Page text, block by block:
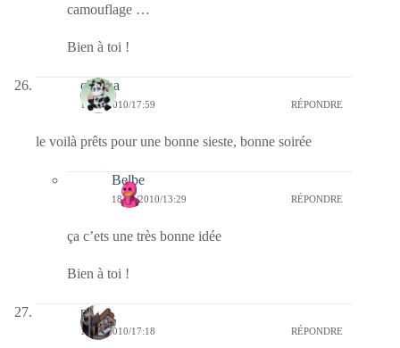
camouflage …
Bien à toi !
chacha
16/12/2010/17:59 RÉPONDRE
le voilà prêts pour une bonne sieste, bonne soirée
Belbe
18/12/2010/13:29 RÉPONDRE
ça c’ets une très bonne idée
Bien à toi !
noel
16/12/2010/17:18 RÉPONDRE